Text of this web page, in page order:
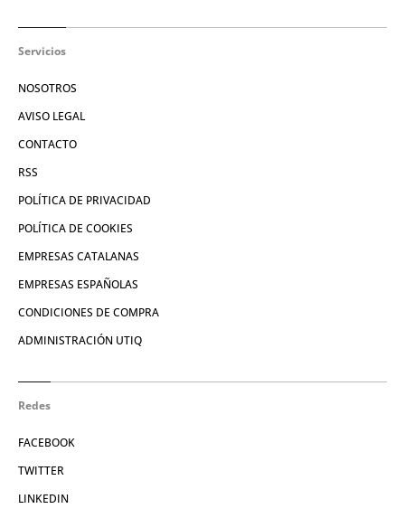
Servicios
NOSOTROS
AVISO LEGAL
CONTACTO
RSS
POLÍTICA DE PRIVACIDAD
POLÍTICA DE COOKIES
EMPRESAS CATALANAS
EMPRESAS ESPAÑOLAS
CONDICIONES DE COMPRA
ADMINISTRACIÓN UTIQ
Redes
FACEBOOK
TWITTER
LINKEDIN